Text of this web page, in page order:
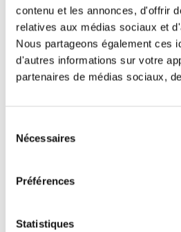
contenu et les annonces, d'offrir
relatives aux médias sociaux et
Nous partageons également ces
d'autres informations sur votre
partenaires de médias sociaux,
Nécessaires
Préférences
Statistiques